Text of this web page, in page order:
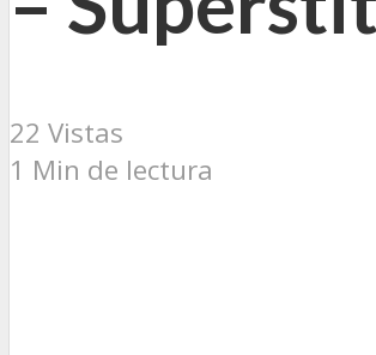
22 Vistas
1 Min de lectura